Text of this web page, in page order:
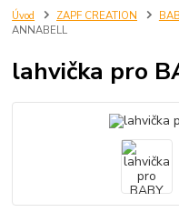
Úvod ZAPF CREATION
ANNABELL
lahvička pro